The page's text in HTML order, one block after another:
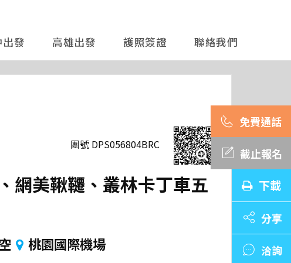
出發 高雄出發 護照簽證 聯絡我們
截止報名
下載
分享
洽詢
團號 DPS056804BRC
網美鞦韆、叢林卡丁車五
桃園國際機場